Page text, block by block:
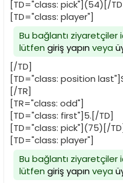
[TD="class: pick"](54)[/
[TD="class: player"]
Bu bağlantı ziyaretçiler
lütfen giriş yapınveya
[/TD]
[TD="class: position
[/TR]
[TR="class: odd"]
[TD="class: first"]5.[/TD]
[TD="class: pick"](75)[/TD]
[TD="class: player"]
Bu bağlantı ziyaretçiler
lütfen giriş yapınveya